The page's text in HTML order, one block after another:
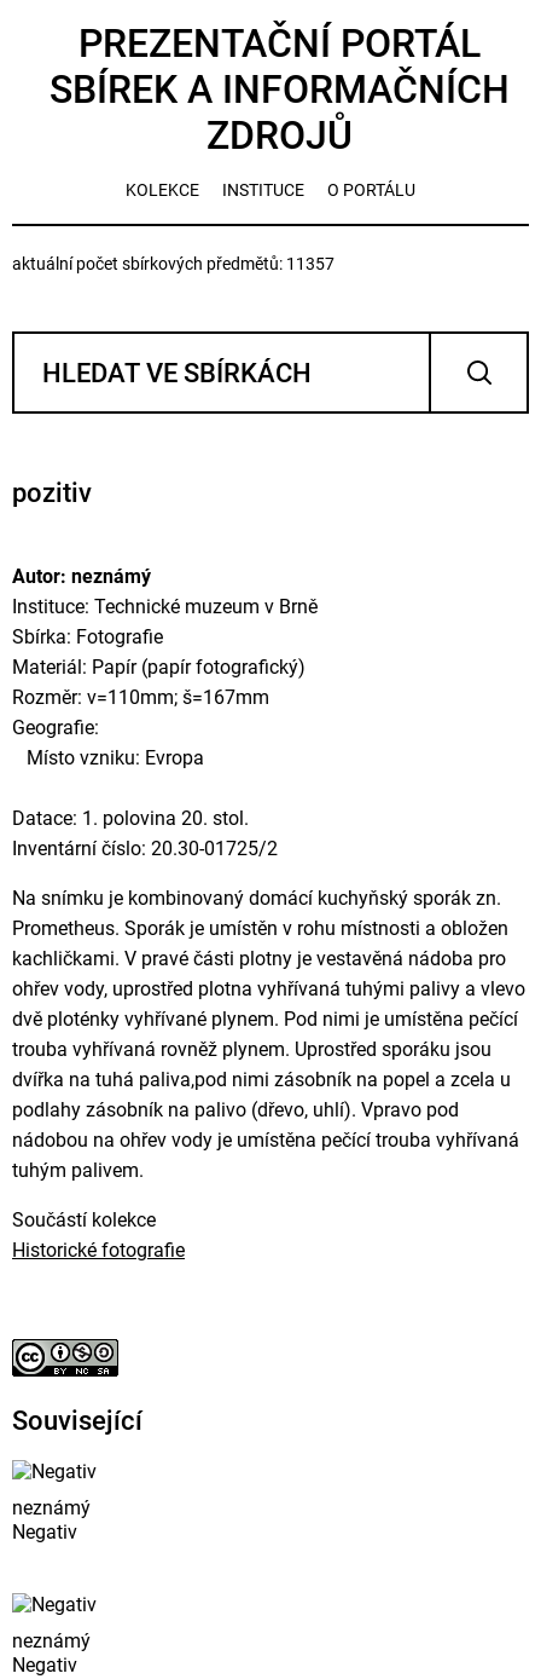
PREZENTAČNÍ PORTÁL
SBÍREK A INFORMAČNÍCH
ZDROJŮ
KOLEKCE INSTITUCE O PORTÁLU
aktuální počet sbírkových předmětů: 11357
pozitiv
Autor: neznámý
Instituce: Technické muzeum v Brně
Sbírka: Fotografie
Materiál: Papír (papír fotografický)
Rozměr: v=110mm; š=167mm
Geografie:
Místo vzniku: Evropa
Datace: 1. polovina 20. stol.
Inventární číslo: 20.30-01725/2
Na snímku je kombinovaný domácí kuchyňský sporák zn.
Prometheus. Sporák je umístěn v rohu místnosti a obložen
kachličkami. V pravé části plotny je vestavěná nádoba pro
ohřev vody, uprostřed plotna vyhřívaná tuhými palivy a vlevo
dvě ploténky vyhřívané plynem. Pod nimi je umístěna pečící
trouba vyhřívaná rovněž plynem. Uprostřed sporáku jsou
dvířka na tuhá paliva,pod nimi zásobník na popel a zcela u
podlahy zásobník na palivo (dřevo, uhlí). Vpravo pod
nádobou na ohřev vody je umístěna pečící trouba vyhřívaná
tuhým palivem.
Součástí kolekce
Historické fotografie
Související
neznámý
Negativ
neznámý
Negativ